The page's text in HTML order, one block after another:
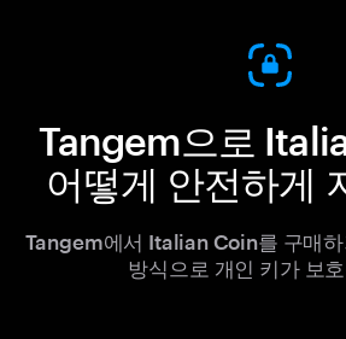
Tangem으로
어떻게 안전하게
Tangem에서 Italian Coin를 구매하
방식으로 개인 키가 보